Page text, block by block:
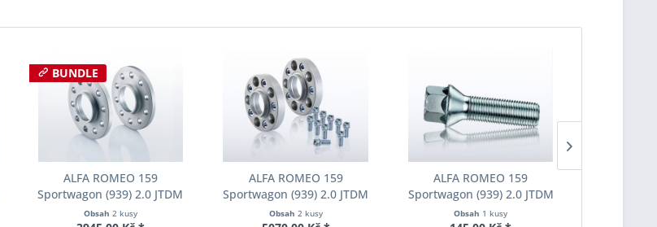
BUNDLE
ALFA ROMEO 159
Sportwagon (939) 2.0 JTDM
136 PS (10-11) Šířka
Obsah 2 kusy
ALFA ROMEO 159
Sportwagon (939) 2.0 JTDM
136 PS (10-11) Šířka
Obsah 2 kusy
ALFA ROMEO 159
Sportwagon (939) 2.0 JTDM
136 PS (10-11) Kolařská
Obsah 1 kusy